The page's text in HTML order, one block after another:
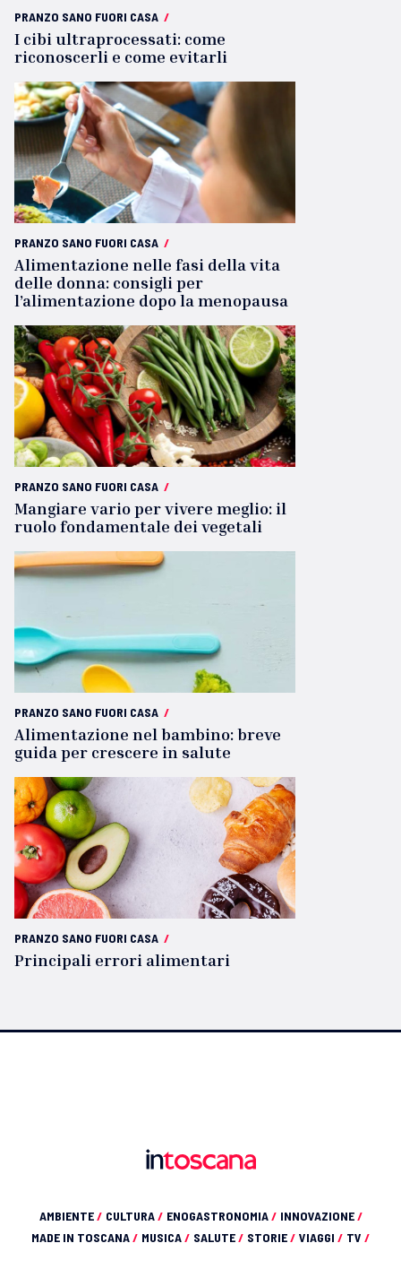
PRANZO SANO FUORI CASA /
I cibi ultraprocessati: come
riconoscerli e come evitarli
PRANZO SANO FUORI CASA /
Alimentazione nelle fasi della vita
delle donna: consigli per
l’alimentazione dopo la menopausa
PRANZO SANO FUORI CASA /
Mangiare vario per vivere meglio: il
ruolo fondamentale dei vegetali
PRANZO SANO FUORI CASA /
Alimentazione nel bambino: breve
guida per crescere in salute
PRANZO SANO FUORI CASA /
Principali errori alimentari
AMBIENTE/ CULTURA/ ENOGASTRONOMIA/ INNOVAZIONE/
MADE IN TOSCANA/ MUSICA/ SALUTE/ STORIE/ VIAGGI / TV /